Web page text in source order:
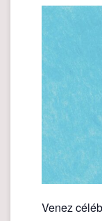
Venez